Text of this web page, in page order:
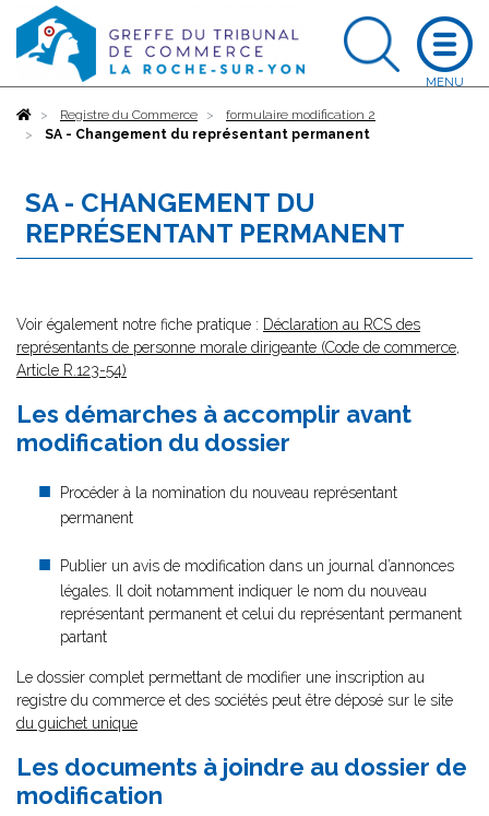
AccueilRegistre du Commerce
formulaire modification 2
SA - Changement du représentant permanent
SA - CHANGEMENT DU
REPRÉSENTANT PERMANENT
Voir également notre fiche pratique : Déclaration au RCS des
représentants de personne morale dirigeante (Code de commerce,
Article R.123-54)
Les démarches à accomplir avant
modification du dossier
Procéder à la nomination du nouveau représentant
permanent
Publier un avis de modification dans un journal d’annonces
légales. Il doit notamment indiquer le nom du nouveau
représentant permanent et celui du représentant permanent
partant
Le dossier complet permettant de modifier une inscription au
registre du commerce et des sociétés peut être déposé sur le site
du guichet unique
Les documents à joindre au dossier de
modification